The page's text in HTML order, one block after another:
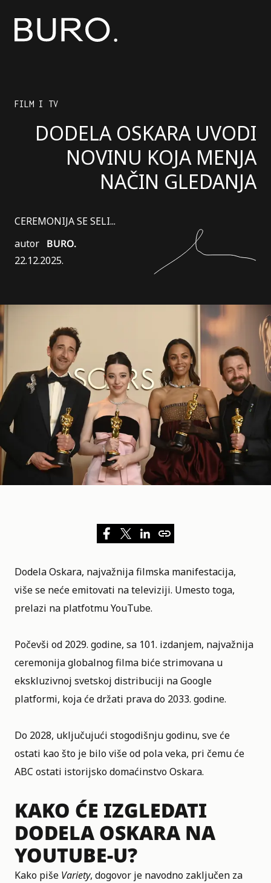
FILM I TV
DODELA OSKARA UVODI
NOVINU KOJA MENJA
NAČIN GLEDANJA
CEREMONIJA SE SELI...
autor BURO.
22.12.2025.
Dodela Oskara, najvažnija filmska manifestacija,
više se neće emitovati na televiziji. Umesto toga,
prelazi na platfotmu YouTube.
Počevši od 2029. godine, sa 101. izdanjem, najvažnija
ceremonija globalnog filma biće strimovana u
ekskluzivnoj svetskoj distribuciji na Google
platformi, koja će držati prava do 2033. godine.
Do 2028, uključujući stogodišnju godinu, sve će
ostati kao što je bilo više od pola veka, pri čemu će
ABC ostati istorijsko domaćinstvo Oskara.
KAKO ĆE IZGLEDATI
DODELA OSKARA NA
YOUTUBE-U?
Kako piše Variety, dogovor je navodno zaključen za